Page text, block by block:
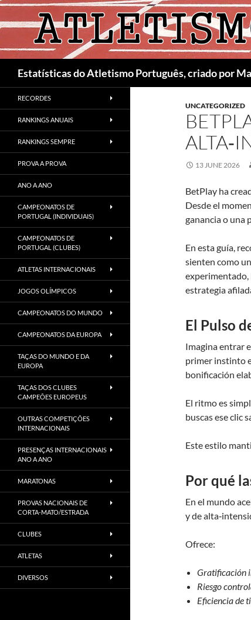
Skip
to
Estatísticas do Atletismo Português, criado por
UNCATEGORIZED
13 JUNE 2026
BetPlay ha
Desde el
ganancia o una
En esta guía,
sienten como
experimentado,
estrategia
El Pulso
Imagina entrar
primer instinto
bonificación
El ritmo es
buscas ese clic
Este estilo
Por qué
En el mundo
y de
Ofrece:
Gratificación
Riesgo
Eficiencia de
RECORDES
RANKINGS ANUAIS
RANKINGS SEMPRE
PROVA A PROVA
ANO A ANO
CAMPEONATOS DE
PORTUGAL (INDIVIDUAIS)
CAMPEONATOS DE
PORTUGAL (CLUBES)
ATLETAS INTERNACIONAIS
JOGOS OLÍMPICOS
CAMPEONATOS DO MUNDO
CAMPEONATOS DA EUROPA
TAÇAS DO MUNDO E DA
EUROPA
TAÇAS DOS CLUBES
CAMPEÕES EUROPEUS
OUTRAS COMPETIÇÕES
INTERNACIONAIS
PRESENÇAS INTERNACIONAIS
ANO A ANO
MARATONAS
PROVAS NACIONAIS DE
CORTA-MATO/ESTRADA
CLUBES
ATLETAS
DIVERSOS